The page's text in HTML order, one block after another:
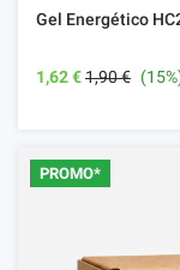
Gel Energético
1,62 €1,90 €
PROMO*